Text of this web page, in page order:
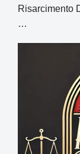
Risarcimento
…